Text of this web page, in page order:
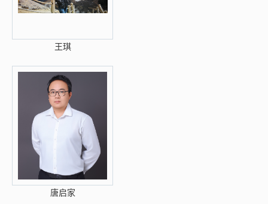
王琪
唐启家